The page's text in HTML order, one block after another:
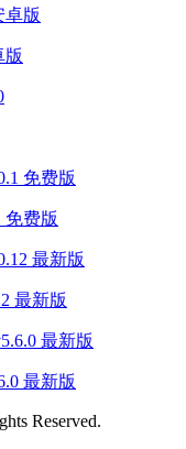
版
免费版
最新版
最新版
Reserved.